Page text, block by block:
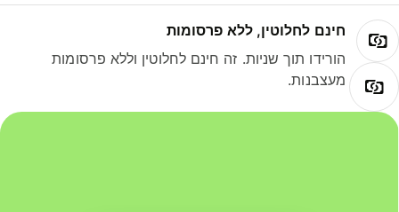
חינם לחלוטין, ללא פרסומות
הורידו תוך שניות. זה חינם לחלוטין וללא פרסומות
מעצבנות.